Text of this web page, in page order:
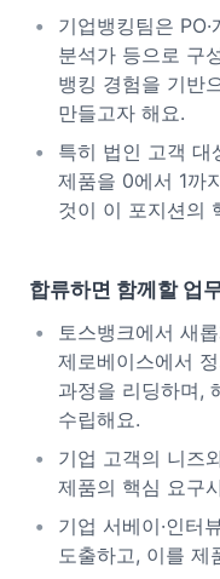
기업뱅킹팀은 PO·
분석가 등으로 구
뱅킹 경험을 기반
만들고자 해요.
특히 법인 고객 대
제품을 0에서 1까
것이 이 포지션의
합류하면 함께할 업
토스뱅크에서 새
제로베이스에서
과정을 리딩하며,
수립해요.
기업 고객의 니즈
제품의 핵심 요구
기업 서베이·인터
도출하고, 이를 제